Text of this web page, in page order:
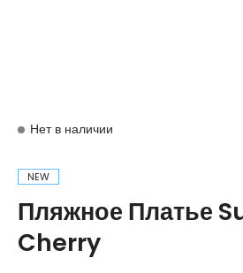
Нет в наличии
NEW
Пляжное Платье
Cherry